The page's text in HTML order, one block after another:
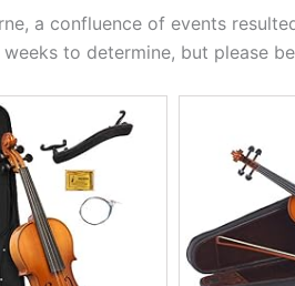
a confluence of events
to determine, but please